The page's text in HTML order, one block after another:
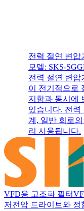
전력 절연 변압
모델: SKS-
전력 절연 변압
이 전기적으로
지함과 동시에
있습니다. 전력
계, 일반 회로
리 사용됩니다.
VFD용 고조파 필터
저전압 드라이브와 정